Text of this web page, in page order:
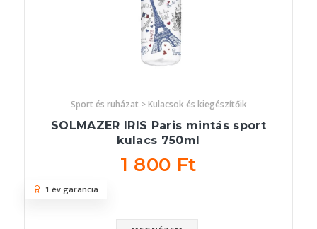
Sport és ruházat > Kulacsok és kiegészítőik
SOLMAZER IRIS Paris mintás sport
kulacs 750ml
1 800 Ft
1 év garancia